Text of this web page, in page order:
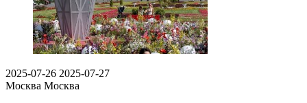
2025-07-26 2025-07-27
Москва Москва